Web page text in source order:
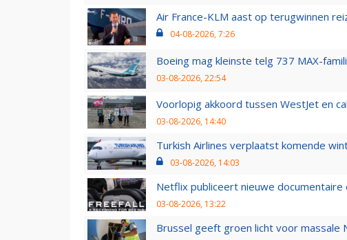
Air France-KLM aast op terugwinnen
04-08-2026, 7:26
Boeing mag kleinste telg 737 MAX-
03-08-2026, 22:54
Voorlopig akkoord tussen WestJet en
03-08-2026, 14:40
Turkish Airlines verplaatst komende
03-08-2026, 14:03
Netflix publiceert nieuwe
03-08-2026, 13:22
Brussel geeft groen licht voor massale